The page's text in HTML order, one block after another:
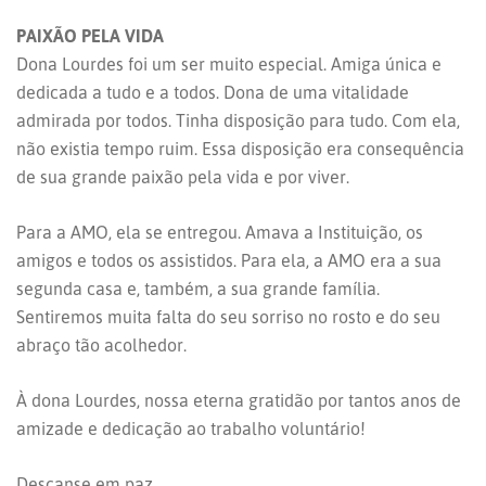
PAIXÃO PELA VIDA
Dona Lourdes foi um ser muito especial. Amiga única e
dedicada a tudo e a todos. Dona de uma vitalidade
admirada por todos. Tinha disposição para tudo. Com ela,
não existia tempo ruim. Essa disposição era consequência
de sua grande paixão pela vida e por viver.
Para a AMO, ela se entregou. Amava a Instituição, os
amigos e todos os assistidos. Para ela, a AMO era a sua
segunda casa e, também, a sua grande família.
Sentiremos muita falta do seu sorriso no rosto e do seu
abraço tão acolhedor.
À dona Lourdes, nossa eterna gratidão por tantos anos de
amizade e dedicação ao trabalho voluntário!